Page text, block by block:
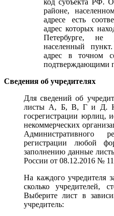
районе,
адресе есть
адрес которых
Петербурге, не
населенный
адрес в точном
подтверждающими
Сведения об учредителях
Для сведений об
листы А, Б, В, Г и Д.
госрегистрации юрлиц,
некоммерческих
Административного
регистрации любой
заполнению данные
России от 08.12.2016 №
На каждого учредителя
сколько учредителей,
Выберите лист в
учредитель: